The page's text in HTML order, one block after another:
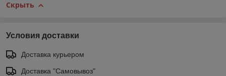
Скрыть
Условия доставки
Доставка курьером
Доставка "Самовывоз"